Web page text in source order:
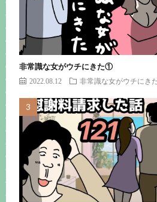
非常識な女がウチにきた①
2022.08.12 非常識な女がウチにき